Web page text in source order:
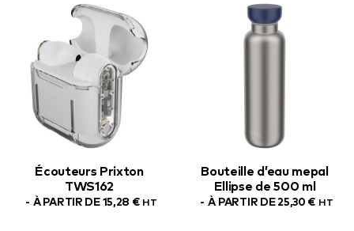
Écouteurs Prixton
TWS162
À PARTIR DE15,28 € HT
Bouteille d’eau mepal
Ellipse de 500 ml
À PARTIR DE25,30 € HT